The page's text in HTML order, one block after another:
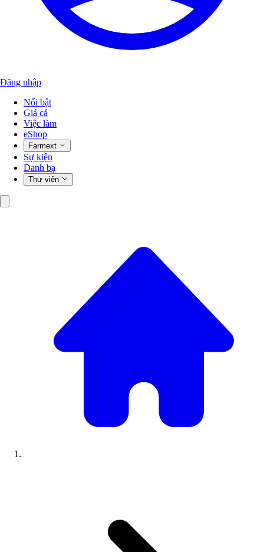
Đăng nhập
Nổi bật
Giá cả
Việc làm
eShop
Farmext
Sự kiện
Danh bạ
Thư viện